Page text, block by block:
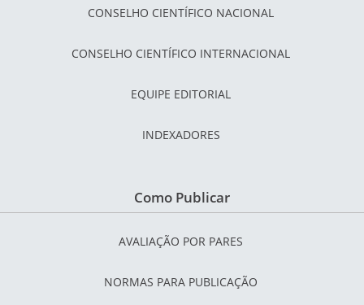
CONSELHO CIENTÍFICO NACIONAL
CONSELHO CIENTÍFICO INTERNACIONAL
EQUIPE EDITORIAL
INDEXADORES
Como Publicar
AVALIAÇÃO POR PARES
NORMAS PARA PUBLICAÇÃO